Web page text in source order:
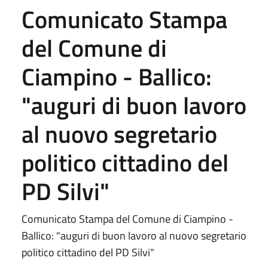
Comunicato Stampa
del Comune di
Ciampino - Ballico:
"auguri di buon lavoro
al nuovo segretario
politico cittadino del
PD Silvi"
Comunicato Stampa del Comune di Ciampino -
Ballico: "auguri di buon lavoro al nuovo segretario
politico cittadino del PD Silvi"